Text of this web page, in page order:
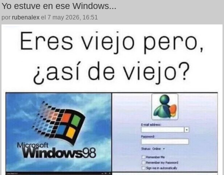
Yo estuve en ese Windows...
por rubenalex el 7 may 2026, 16:51